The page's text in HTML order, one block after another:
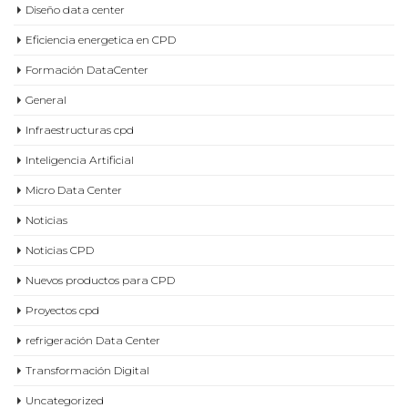
Diseño data center
Eficiencia energetica en CPD
Formación DataCenter
General
Infraestructuras cpd
Inteligencia Artificial
Micro Data Center
Noticias
Noticias CPD
Nuevos productos para CPD
Proyectos cpd
refrigeración Data Center
Transformación Digital
Uncategorized